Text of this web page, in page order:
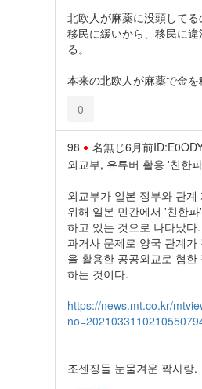
北欧人が麻薬に没頭してる
移民に緩いから、移民に
る。
本来の北欧人が麻薬で金を
0
98 名無じ6月前
외교부, 유튜버 활용 '친한
외교부가 일본 정부와 관계
위해 일본 민간에서 '친한
하고 있는 것으로 나타났
과거사 문제로 양국 관계가
을 활용한 공공외교로 혐한
하는 것이다.
https://news.mt.co.kr/
조센징들 눈물겨운 짝사랑.